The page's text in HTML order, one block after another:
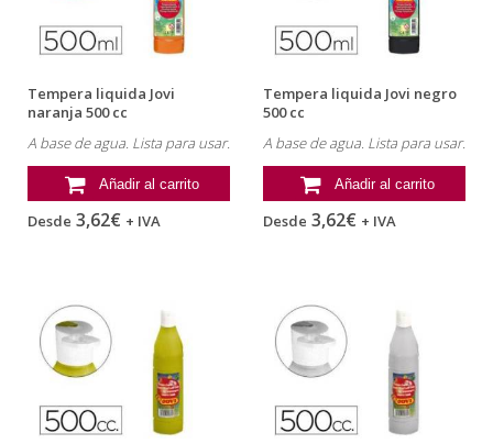
Tempera liquida Jovi
naranja 500 cc
A base de agua. Lista para usar.
Añadir al carrito
Desde 3,62€ + IVA
Tempera liquida Jovi negro
500 cc
A base de agua. Lista para usar.
Añadir al carrito
Desde 3,62€ + IVA